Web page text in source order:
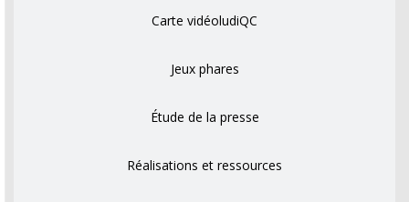
Carte vidéoludiQC
Jeux phares
Étude de la presse
Réalisations et ressources